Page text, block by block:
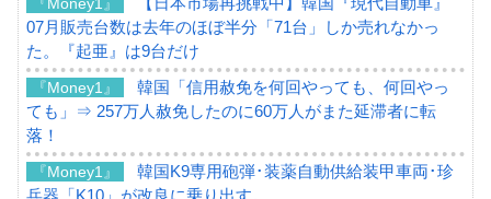
07月販売台数は去年のほぼ半分「71台」しか売れなかっ
た。『起亜』は9台だけ
『Money1』
韓国「信用赦免を何回やっても、何回やっ
ても」⇒ 257万人赦免したのに60万人がまた延滞者に転
落！
『Money1』
韓国K9専用砲弾･装薬自動供給装甲車両･珍
兵器「K10」が改良に乗り出す。